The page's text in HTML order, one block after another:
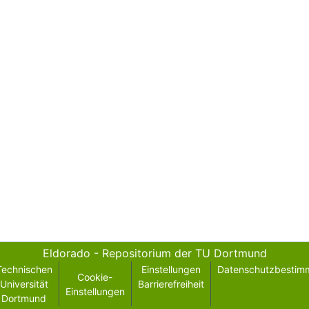
Eldorado - Repositorium der TU Dortmund
Universität
Dortmund
Cookie-
Einstellungen
Einstellungen
Barrierefreiheit